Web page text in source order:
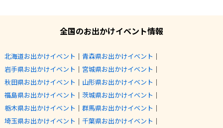
全国のお出かけイベント情報
北海道お出かけイベント ｜ 青森県お出かけイベント ｜
岩手県お出かけイベント ｜ 宮城県お出かけイベント ｜
秋田県お出かけイベント ｜ 山形県お出かけイベント ｜
福島県お出かけイベント ｜ 茨城県お出かけイベント ｜
栃木県お出かけイベント ｜ 群馬県お出かけイベント ｜
埼玉県お出かけイベント ｜ 千葉県お出かけイベント ｜